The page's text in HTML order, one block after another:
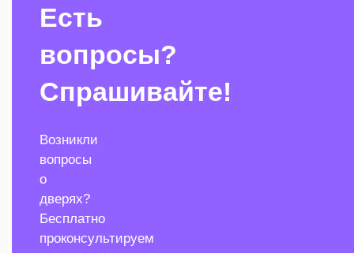
Есть
вопросы?
Спрашивайте!
Возникли
вопросы
о
дверях?
Бесплатно
проконсультируем